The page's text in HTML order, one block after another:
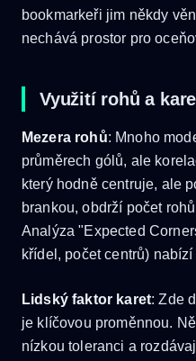
bookmarkeři jim někdy
nechává prostor pro
Využití rohů a
Mezera rohů: Mnoho
průměrech gólů, ale
který hodně centruje, ale
brankou, obdrží počet
Analýza "Expected
křídel, počet centrů)
Lidský faktor karet: Zde
je klíčovou proměnnou.
nízkou toleranci a